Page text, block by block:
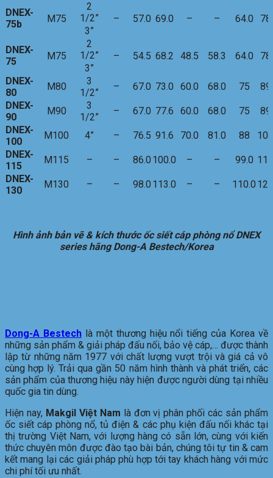
DNEX-
75b
M75
2
1/2”
– 57.0 69.0 – – 64.0
3”
DNEX-
75
M75
2
1/2”
– 54.5 68.2 48.5 58.3 64.0
3”
DNEX-
80
M80
3
1/2”
– 67.0 73.0 60.0 68.0 75
DNEX-
90
M90
3
1/2”
– 67.0 77.6 60.0 68.0 75
DNEX-
100
M100 4” – 76.5 91.6 70.0 81.0 88
DNEX-
115
M115 – – 86.0 100.0 – – 99.0
DNEX-
130
M130 – – 98.0 113.0 – – 110.0
Hình ảnh bản vẽ & kích thước ốc siết cáp phòng nổ DNEX
serieshãng Dong-A Bestech/Korea
Dong-A Bestechlà một thương hiệu nổi tiếng của Korea về
những sản phẩm & giải pháp đấu nối, bảo vệ cáp,… được thành
lập từ những năm 1977 với chất lượng vượt trội và giá cả vô
cùng hợp lý. Trải qua gần 50 năm hình thành và phát triển, các
sản phẩm của thương hiệu này hiện được người dùng tại nhiều
quốc gia tin dùng.
Hiện nay, Makgil Việt Nam là đơn vị phân phối các sản phẩm
ốc siết cáp phòng nổ, tủ điện & các phụ kiện đấu nối khác tại
thị trường Việt Nam, với lượng hàng có sẵn lớn, cùng với kiến
thức chuyên môn được đào tạo bài bản, chúng tôi tự tin & cam
kết mang lại các giải pháp phù hợp tới tay khách hàng với mức
chi phí tối ưu nhất.